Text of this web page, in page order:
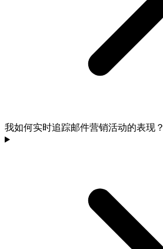
我如何实时追踪邮件营销活动的表现？